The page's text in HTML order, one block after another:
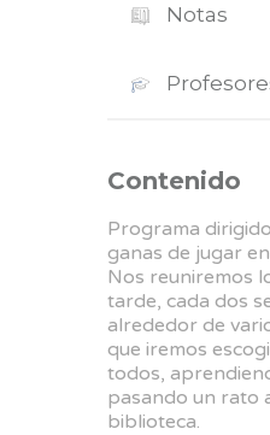
Notas
Contenido
Programa
ganas de jugar
Nos reuniremos
tarde, cada dos
alrededor de
que iremos
todos,
pasando un rato
biblioteca.